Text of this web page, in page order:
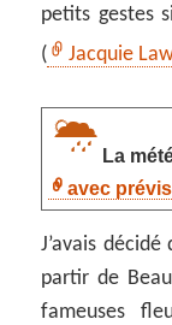
petits gestes
(
Jacquie
La
avec
J’avais
partir de
fameuses